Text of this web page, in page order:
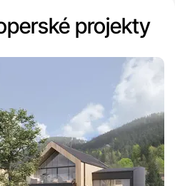
projekty